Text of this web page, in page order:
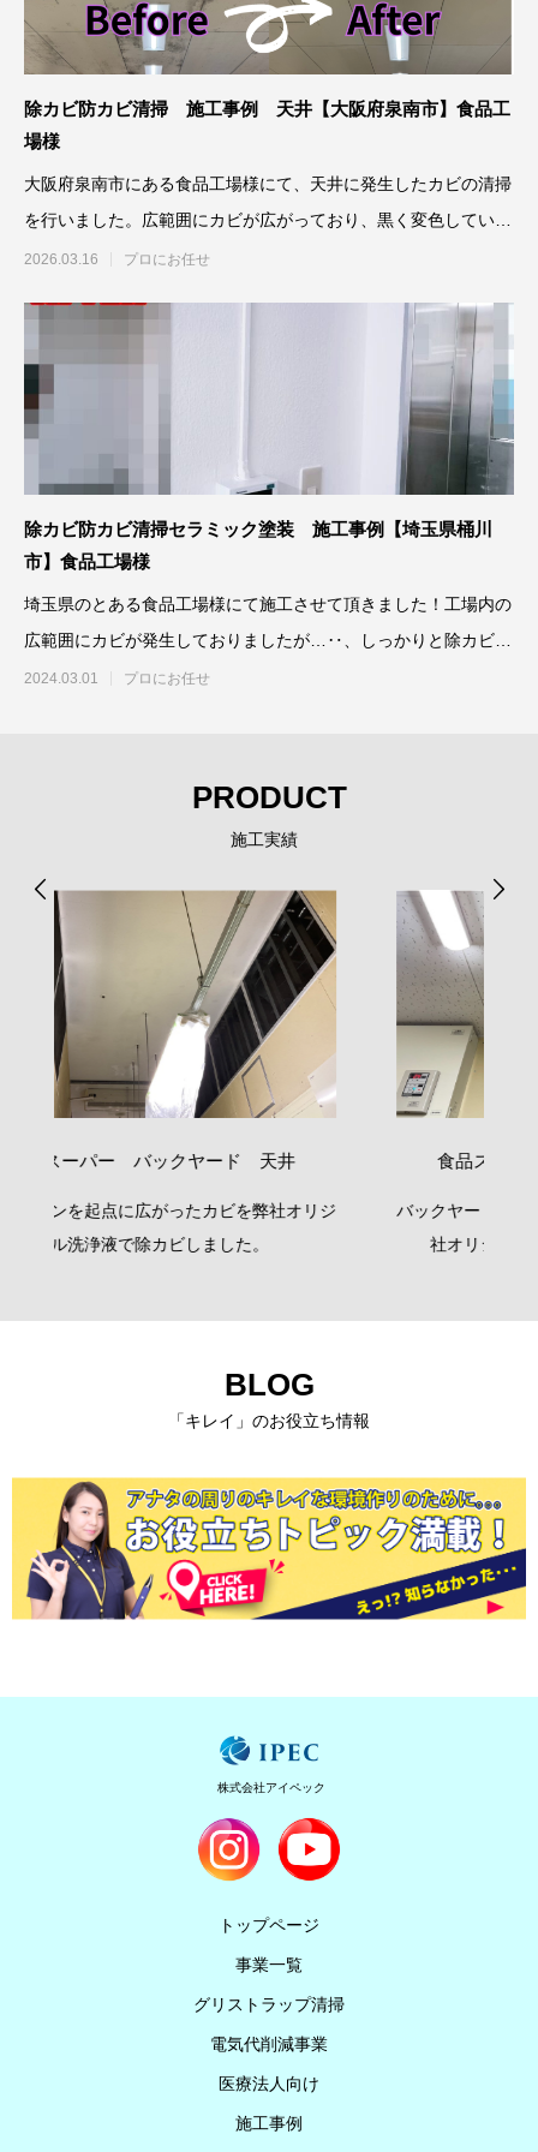
除カビ防カビ清掃 施工事例 天井【大阪府泉南市】食品工
場様
大阪府泉南市にある食品工場様にて、天井に発生したカビの清掃
を行いました。広範囲にカビが広がっており、黒く変色している
箇所も見られ
2026.03.16 プロにお任せ
除カビ防カビ清掃セラミック塗装 施工事例【埼玉県桶川
市】食品工場様
埼玉県のとある食品工場様にて施工させて頂きました！工場内の
広範囲にカビが発生しておりましたが…‥、しっかりと除カビ防
カビ施工させ
2024.03.01 プロにお任せ
PRODUCT
施工実績
弊社オリジ
食品スーパー バックヤード 天井
バックヤードの天井に広がってしまったカビを弊
社オリジナル洗浄液で除カビしました。
BLOG
「キレイ」のお役立ち情報
株式会社アイペック
トップページ
事業一覧
グリストラップ清掃
電気代削減事業
医療法人向け
施工事例